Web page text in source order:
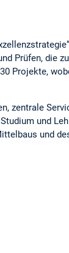
Prüfen, die
Projekte,
zentrale
und
und